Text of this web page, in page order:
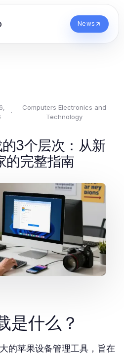
News
·
Computers Electronics and
Technology
3个层次：从新
的完整指南
是什么？
的苹果设备管理工具，旨在